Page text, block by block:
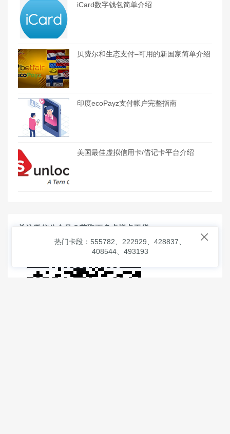
iCard数字钱包简单介绍
贝费尔和生态支付–可用的新国家简单介绍
印度ecoPayz支付帐户完整指南
美国最佳虚拟信用卡/借记卡平台介绍
关注微信公众号@获取更多虚拟卡干货

热门卡段：555782、222929、428837、
408544、493193